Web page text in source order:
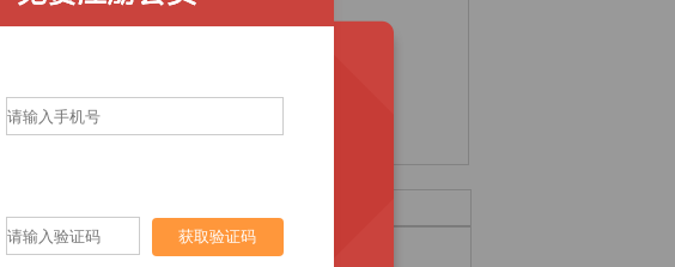
08月07日
08月06日
垫江县政府采购网
物流招标
获取验证码